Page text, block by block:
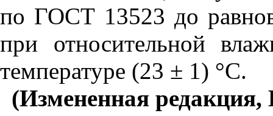
по ГОСТ 13523 до
при относительной
температуре (23 ± 1) °С.
(Измененная